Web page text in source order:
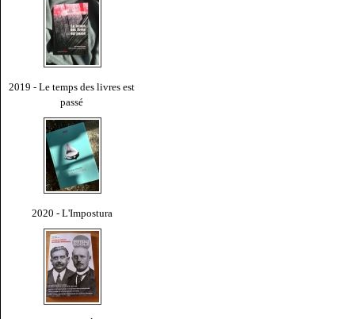
2019 - Le temps des livres est
passé
2020 - L'Impostura